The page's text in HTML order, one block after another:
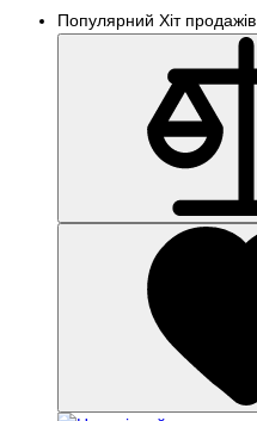
Популярний Хіт продажів